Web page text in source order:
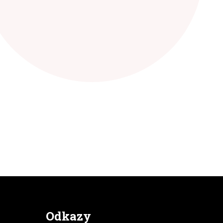
Odkazy